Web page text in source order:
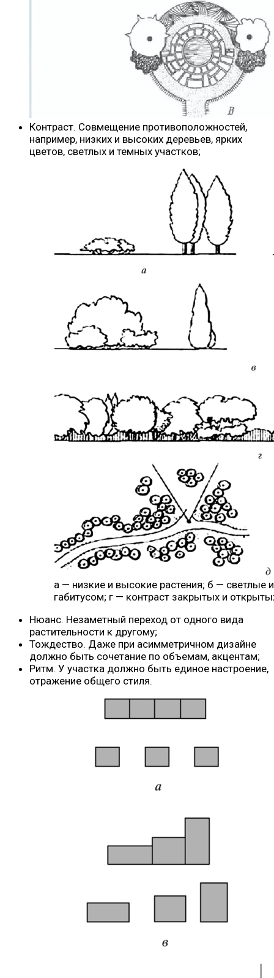
Контраст. Совмещение противоположностей,
например, низких и высоких деревьев, ярких
цветов, светлых и темных участков;
а — низкие и высокие растения; б —
габитусом; г — контраст закрытых и
Нюанс. Незаметный переход от одного вида
растительности к другому;
Тождество. Даже при асимметричном дизайне
должно быть сочетание по объемам, акцентам;
Ритм. У участка должно быть единое настроение,
отражение общего стиля.